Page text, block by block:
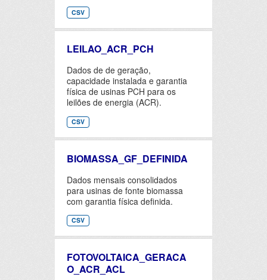
CSV
LEILAO_ACR_PCH
Dados de de geração,
capacidade instalada e garantia
física de usinas PCH para os
leilões de energia (ACR).
CSV
BIOMASSA_GF_DEFINIDA
Dados mensais consolidados
para usinas de fonte biomassa
com garantia física definida.
CSV
FOTOVOLTAICA_GERACA
O_ACR_ACL